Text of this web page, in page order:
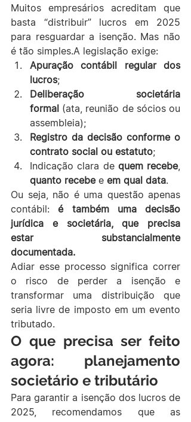
Muitos empresários acreditam que
basta “distribuir” lucros em 2025
para resguardar a isenção. Mas não
é tão simples.A legislação exige:
Apuração contábil regular dos
lucros;
Deliberação societária
formal (ata, reunião de sócios ou
assembleia);
Registro da decisão conforme o
contrato social ou estatuto;
Indicação clara de quem recebe
quanto recebe e em qual data.
Ou seja, não é uma questão apenas
contábil: é também uma decisão
jurídica e societária, que precisa
estar substancialmente
documentada.
Adiar esse processo significa correr
o risco de perder a isenção e
transformar uma distribuição que
seria livre de imposto em um evento
tributado.
O que precisa ser feito
agora: planejamento
societário e tributário
Para garantir a isenção dos lucros de
2025, recomendamos que as